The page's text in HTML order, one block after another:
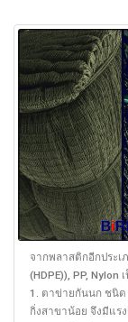
จากพลาสติกอีกประเ
(HDPE)), PP,
1. ตาข่ายกันนก ชนิด
กิ่งสาขาน้อย จึงมีแร